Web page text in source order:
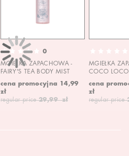
0
MGIEŁKA ZAPACHOWA -
FAIRY'S TEA BODY MIST
cena promocyjna 14,99
zł
regular price 29,99 zł
MGIEŁKA
COCO
cena
zł
regular price